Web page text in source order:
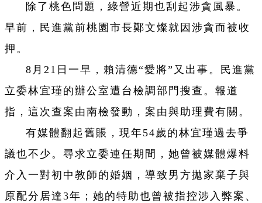
除了桃色問題，綠營近期也刮起涉貪風暴。
早前，民進黨前桃園市長鄭文燦就因涉貪而被收
押。
8月21日一早，賴清德“愛將”又出事。民進黨
立委林宜瑾的辦公室遭台檢調部門搜查。報道
指，這次查案由南檢發動，案由與助理費有關。
有媒體翻起舊賬，現年54歲的林宜瑾過去爭
議也不少。尋求立委連任期間，她曾被媒體爆料
介入一對初中教師的婚姻，導致男方拋家棄子與
原配分居達3年；她的特助也曾被指控涉入弊案、